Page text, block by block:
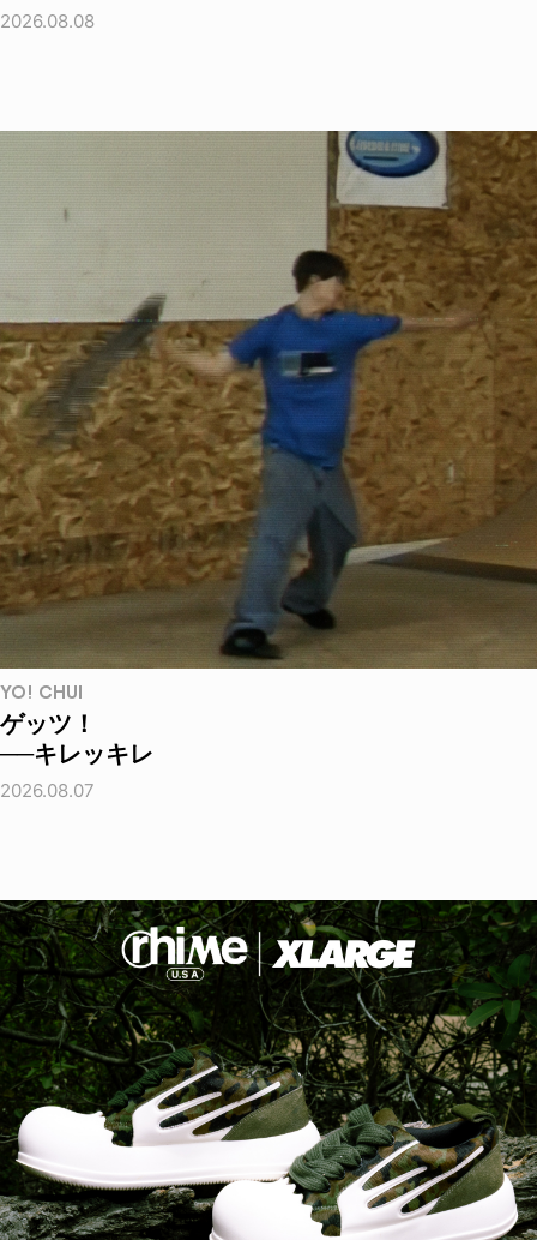
2026.08.08
YO! CHUI
ゲッツ！
──キレッキレ
2026.08.07